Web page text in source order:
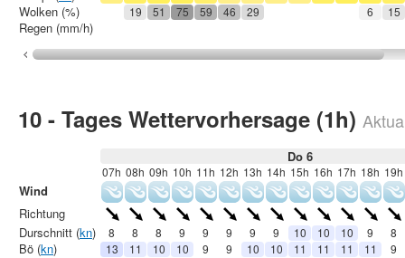
19
51 75 59 46 29 6 15
Wolken (%)
Regen (mm/h)
10 - Tages Wettervorhersage (1h)
Do 6
07h 08h 09h 10h 11h 12h 13h 14h 15h 16h 17h 18h 19h
8 8 8 9 9 9 9 9 10 10 10 9
8
13
11 10 10 9 9 10 10 11 11 11 11 9
Wind
Richtung
Durschnitt (kn)
Bö (kn)